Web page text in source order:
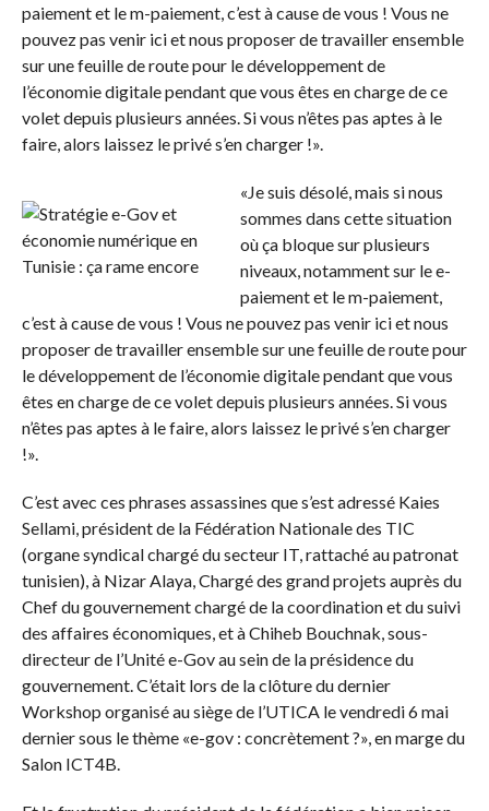
paiement et le m-paiement, c’est à cause de vous ! Vous ne
pouvez pas venir ici et nous proposer de travailler ensemble
sur une feuille de route pour le développement de
l’économie digitale pendant que vous êtes en charge de ce
volet depuis plusieurs années. Si vous n’êtes pas aptes à le
faire, alors laissez le privé s’en charger !».
«Je suis désolé, mais si nous
sommes dans cette situation
où ça bloque sur plusieurs
niveaux, notamment sur le e-
paiement et le m-paiement,
c’est à cause de vous ! Vous ne pouvez pas venir ici et nous
proposer de travailler ensemble sur une feuille de route pour
le développement de l’économie digitale pendant que vous
êtes en charge de ce volet depuis plusieurs années. Si vous
n’êtes pas aptes à le faire, alors laissez le privé s’en charger
!».
C’est avec ces phrases assassines que s’est adressé Kaies
Sellami, président de la Fédération Nationale des TIC
(organe syndical chargé du secteur IT, rattaché au patronat
tunisien), à Nizar Alaya, Chargé des grand projets auprès du
Chef du gouvernement chargé de la coordination et du suivi
des affaires économiques, et à Chiheb Bouchnak, sous-
directeur de l’Unité e-Gov au sein de la présidence du
gouvernement. C’était lors de la clôture du dernier
Workshop organisé au siège de l’UTICA le vendredi 6 mai
dernier sous le thème «e-gov : concrètement ?», en marge du
Salon ICT4B.